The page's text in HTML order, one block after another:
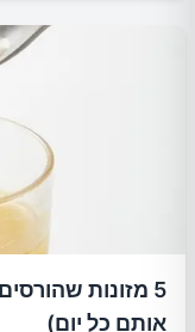
5 מזונות
אותם כל יום)